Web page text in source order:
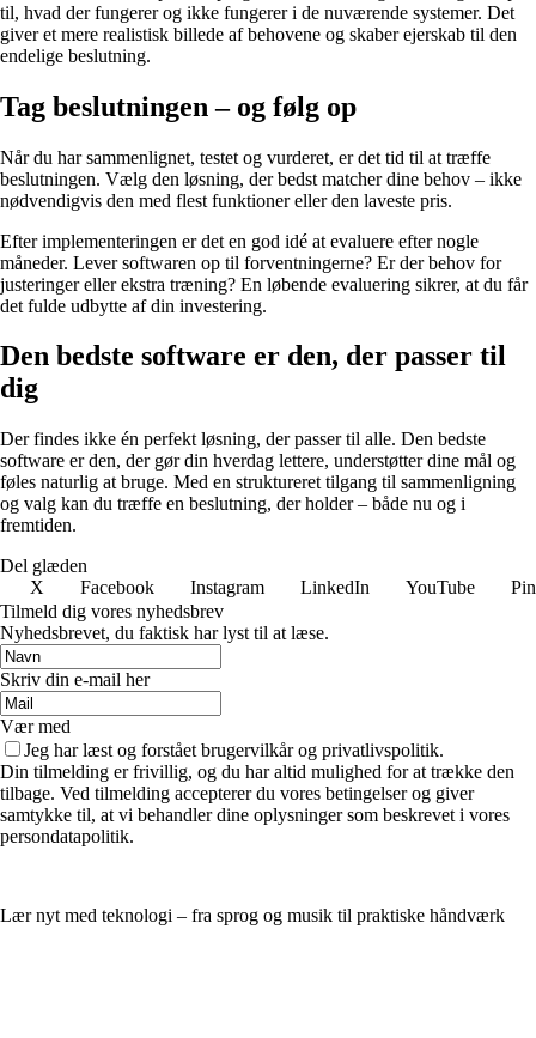
til, hvad der fungerer og ikke fungerer i de nuværende systemer. Det
giver et mere realistisk billede af behovene og skaber ejerskab til den
endelige beslutning.
Tag beslutningen – og følg op
Når du har sammenlignet, testet og vurderet, er det tid til at træffe
beslutningen. Vælg den løsning, der bedst matcher dine behov – ikke
nødvendigvis den med flest funktioner eller den laveste pris.
Efter implementeringen er det en god idé at evaluere efter nogle
måneder. Lever softwaren op til forventningerne? Er der behov for
justeringer eller ekstra træning? En løbende evaluering sikrer, at du får
det fulde udbytte af din investering.
Den bedste software er den, der passer til
dig
Der findes ikke én perfekt løsning, der passer til alle. Den bedste
software er den, der gør din hverdag lettere, understøtter dine mål og
føles naturlig at bruge. Med en struktureret tilgang til sammenligning
og valg kan du træffe en beslutning, der holder – både nu og i
fremtiden.
Del glæden
X
Facebook Instagram LinkedIn YouTube
Tilmeld dig vores nyhedsbrev
Nyhedsbrevet, du faktisk har lyst til at læse.
Skriv din e-mail her
Vær med
Jeg har læst og forstået brugervilkår og privatlivspolitik.
Din tilmelding er frivillig, og du har altid mulighed for at trække den
tilbage. Ved tilmelding accepterer du vores betingelser og giver
samtykke til, at vi behandler dine oplysninger som beskrevet i vores
persondatapolitik.
Lær nyt med teknologi – fra sprog og musik til praktiske håndværk